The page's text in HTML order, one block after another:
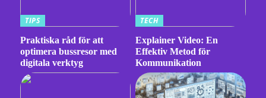
TIPS
Praktiska råd för att
optimera bussresor med
digitala verktyg
TECH
Explainer Video: En
Effektiv Metod för
Kommunikation